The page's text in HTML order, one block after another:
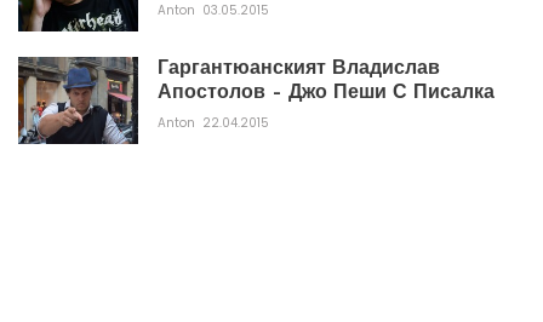
Anton 03.05.2015
Гаргантюанският Владислав
Апостолов – Джо Пеши С Писалка
Anton 22.04.2015